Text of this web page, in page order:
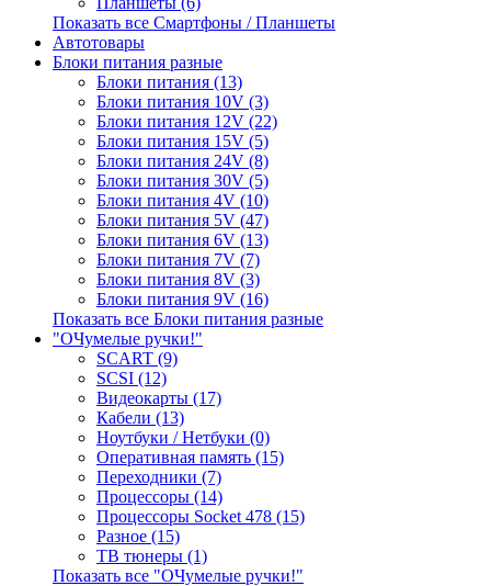
Показать все Смартфоны / Планшеты
Автотовары
Блоки питания разные
Блоки питания (13)
Блоки питания 10V (3)
Блоки питания 12V (22)
Блоки питания 15V (5)
Блоки питания 24V (8)
Блоки питания 30V (5)
Блоки питания 4V (10)
Блоки питания 5V (47)
Блоки питания 6V (13)
Блоки питания 7V (7)
Блоки питания 8V (3)
Блоки питания 9V (16)
Показать все Блоки питания разные
"ОЧумелые ручки!"
SCART (9)
SCSI (12)
Видеокарты (17)
Кабели (13)
Ноутбуки / Нетбуки (0)
Оперативная память (15)
Переходники (7)
Процессоры (14)
Процессоры Socket 478 (15)
Разное (15)
ТВ тюнеры (1)
Показать все "ОЧумелые ручки!"